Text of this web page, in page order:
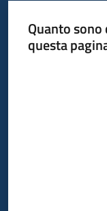
Quanto
questa